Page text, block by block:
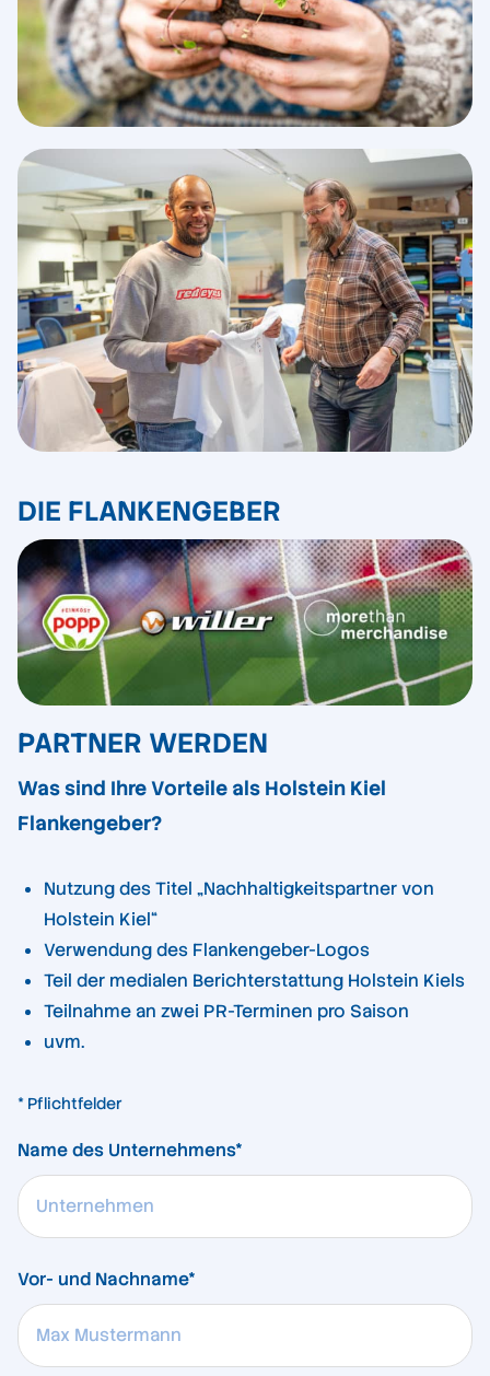
DIE FLANKENGEBER
PARTNER WERDEN
Was sind Ihre Vorteile als Holstein Kiel
Flankengeber?
Nutzung des Titel „Nachhaltigkeitspartner von
Holstein Kiel“
Verwendung des Flankengeber-Logos
Teil der medialen Berichterstattung Holstein Kiels
Teilnahme an zwei PR-Terminen pro Saison
uvm.
* Pflichtfelder
Name des Unternehmens*
Vor- und Nachname*